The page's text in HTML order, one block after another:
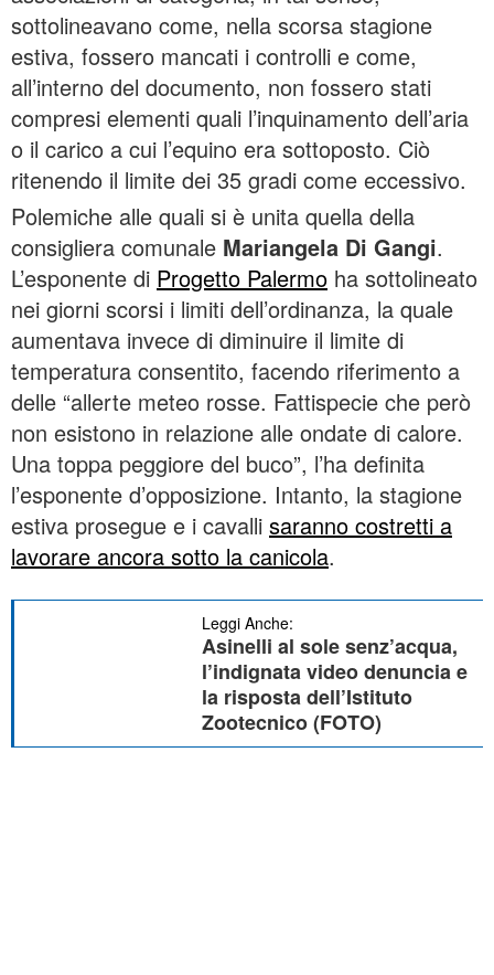
sottolineavano come, nella scorsa stagione
estiva, fossero mancati i controlli e come,
all’interno del documento, non fossero stati
compresi elementi quali l’inquinamento dell’aria
o il carico a cui l’equino era sottoposto. Ciò
ritenendo il limite dei 35 gradi come eccessivo.
Polemiche alle quali si è unita quella della
consigliera comunale Mariangela Di Gangi.
L’esponente di Progetto Palermo ha sottolineato
nei giorni scorsi i limiti dell’ordinanza, la quale
aumentava invece di diminuire il limite di
temperatura consentito, facendo riferimento a
delle “allerte meteo rosse. Fattispecie che però
non esistono in relazione alle ondate di calore.
Una toppa peggiore del buco”, l’ha definita
l’esponente d’opposizione. Intanto, la stagione
estiva prosegue e i cavalli saranno costretti a
lavorare ancora sotto la canicola.
Leggi Anche:
Asinelli al sole senz’acqua,
l’indignata video denuncia e
la risposta dell’Istituto
Zootecnico (FOTO)